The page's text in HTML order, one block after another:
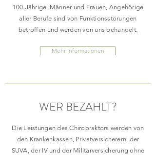
100-Jährige, Männer und Frauen, Angehörige
aller Berufe sind von Funktionsstörungen
betroffen und werden von uns behandelt.
Mehr Informationen
WER BEZAHLT?
Die Leistungen des Chiropraktors werden von
den Krankenkassen, Privatversicherern, der
SUVA, der IV und der Militärversicherung ohne